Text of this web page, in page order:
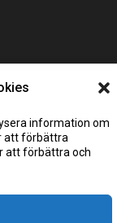
information om
att förbättra
att förbättra och